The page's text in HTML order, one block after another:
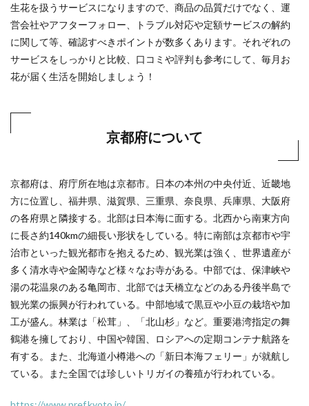
生花を扱うサービスになりますので、商品の品質だけでなく、運
営会社やアフターフォロー、トラブル対応や定額サービスの解約
に関して等、確認すべきポイントが数多くあります。それぞれの
サービスをしっかりと比較、口コミや評判も参考にして、毎月お
花が届く生活を開始しましょう！
京都府について
京都府は、府庁所在地は京都市。日本の本州の中央付近、近畿地
方に位置し、福井県、滋賀県、三重県、奈良県、兵庫県、大阪府
の各府県と隣接する。北部は日本海に面する。北西から南東方向
に長さ約140kmの細長い形状をしている。特に南部は京都市や宇
治市といった観光都市を抱えるため、観光業は強く、世界遺産が
多く清水寺や金閣寺など様々なお寺がある。中部では、保津峡や
湯の花温泉のある亀岡市、北部では天橋立などのある丹後半島で
観光業の振興が行われている。中部地域で黒豆や小豆の栽培や加
工が盛ん。林業は「松茸」、「北山杉」など。重要港湾指定の舞
鶴港を擁しており、中国や韓国、ロシアへの定期コンテナ航路を
有する。また、北海道小樽港への「新日本海フェリー」が就航し
ている。また全国では珍しいトリガイの養殖が行われている。